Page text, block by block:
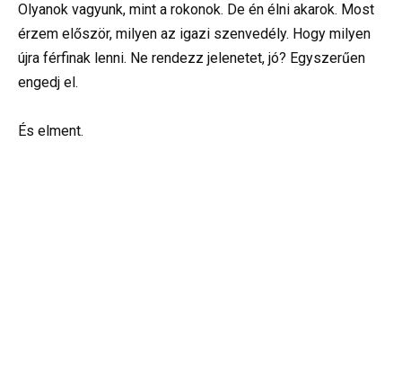
Olyanok vagyunk, mint a rokonok. De én élni akarok. Most
érzem először, milyen az igazi szenvedély. Hogy milyen
újra férfinak lenni. Ne rendezz jelenetet, jó? Egyszerűen
engedj el.
És elment.